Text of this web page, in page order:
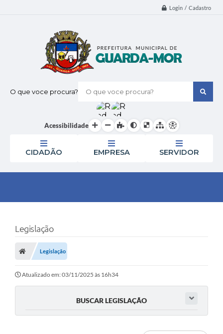
Login / Cadastro
O que voce procura?
Acessibilidade
CIDADÃO EMPRESA SERVIDOR
Legislação
Legislação
Atualizado em: 03/11/2025 às 16h34
BUSCAR LEGISLAÇÃO